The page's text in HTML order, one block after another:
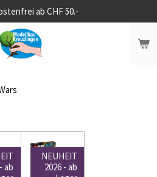
ab CHF 50.-
ab
NEUHEIT
2026 - ab